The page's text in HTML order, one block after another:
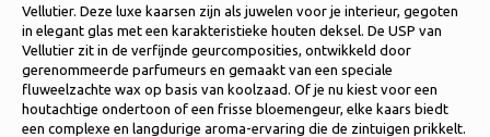
Schoonmaken
Opbergen
Creatief
Dieren
Fietsen
Kerstkransen & Guirlandes
Kerstverlichting
Kerstdecoratie
Wintersport Nordberg Outdoor
Ondergoed
Sokken
Bloembakken & Bloempotten
Parasols
Tuindecoratie
Decoratie & Woonaccessoires
Geurkaarsen
Glasschilderijen
Deutsch
English
Vellutier. Deze luxe kaarsen zijn als juwelen voor je interieur, gegoten
in elegant glas met een karakteristieke houten deksel. De USP van
Vellutier zit in de verfijnde geurcomposities, ontwikkeld door
gerenommeerde parfumeurs en gemaakt van een speciale
fluweelzachte wax op basis van koolzaad. Of je nu kiest voor een
houtachtige ondertoon of een frisse bloemengeur, elke kaars biedt
een complexe en langdurige aroma-ervaring die de zintuigen prikkelt.